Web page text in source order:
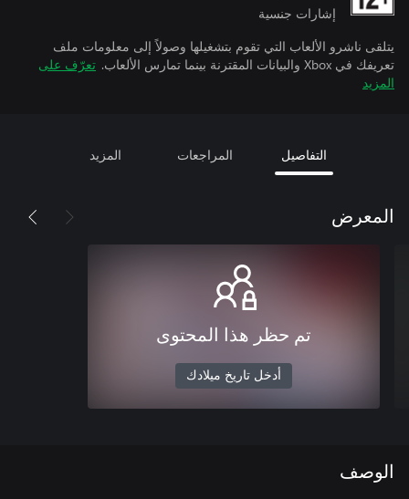
إشارات جنسية
يتلقى ناشرو الألعاب التي تقوم بتشغيلها وصولاً إلى معلومات ملف
تعريفك في Xbox والبيانات المقترنة بينما تمارس الألعاب.
تعرّف على
المزيد
التفاصيل المراجعات المزيد
المعرض
تم حظر هذا المحتوى
أدخل تاريخ ميلادك
الوصف